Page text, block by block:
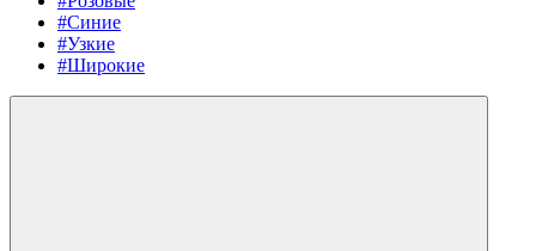
#Синие
#Узкие
#Широкие